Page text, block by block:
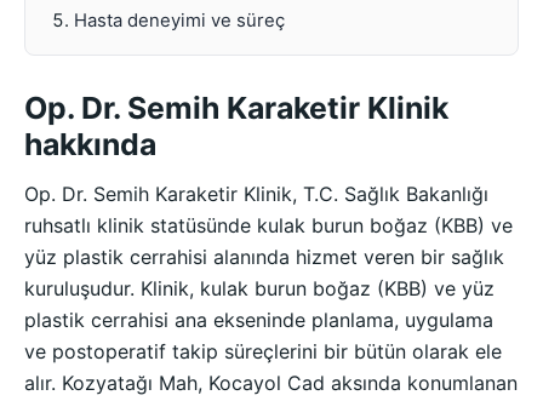
Hasta deneyimi ve süreç
Op. Dr. Semih Karaketir Klinik
hakkında
Op. Dr. Semih Karaketir Klinik, T.C. Sağlık Bakanlığı
ruhsatlı klinik statüsünde kulak burun boğaz (KBB) ve
yüz plastik cerrahisi alanında hizmet veren bir sağlık
kuruluşudur. Klinik, kulak burun boğaz (KBB) ve yüz
plastik cerrahisi ana ekseninde planlama, uygulama
ve postoperatif takip süreçlerini bir bütün olarak ele
alır. Kozyatağı Mah, Kocayol Cad aksında konumlanan